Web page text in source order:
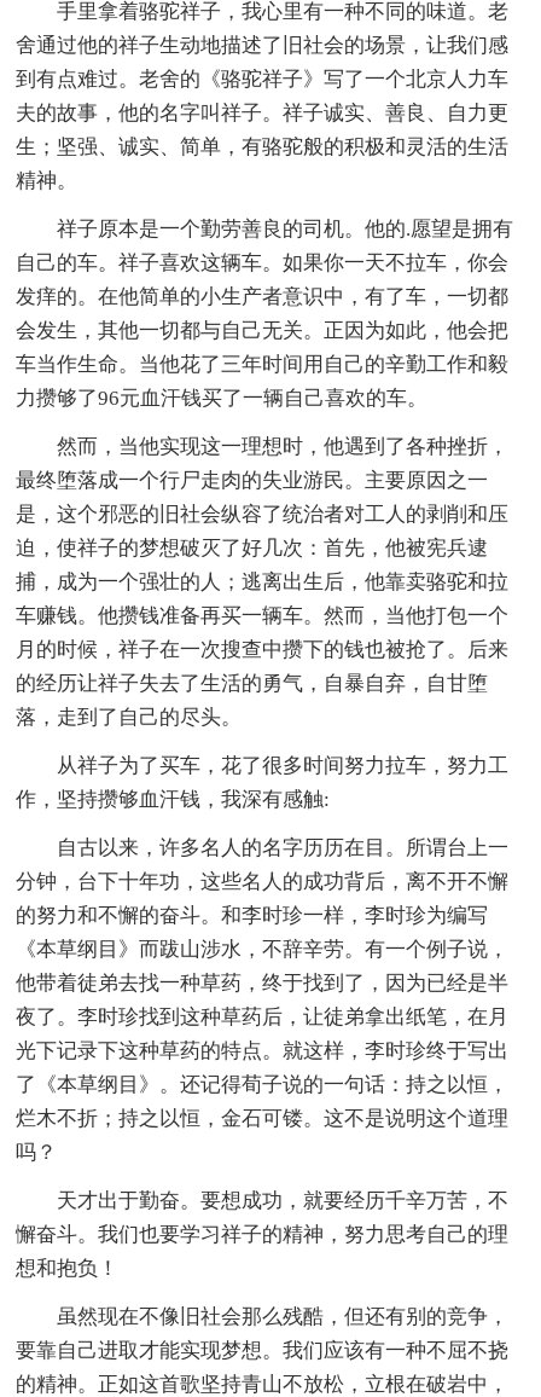
手里拿着骆驼祥子，我心里有一种不同的味道。老
舍通过他的祥子生动地描述了旧社会的场景，让我们感
到有点难过。老舍的《骆驼祥子》写了一个北京人力车
夫的故事，他的名字叫祥子。祥子诚实、善良、自力更
生；坚强、诚实、简单，有骆驼般的积极和灵活的生活
精神。
祥子原本是一个勤劳善良的司机。他的.愿望是拥有
自己的车。祥子喜欢这辆车。如果你一天不拉车，你会
发痒的。在他简单的小生产者意识中，有了车，一切都
会发生，其他一切都与自己无关。正因为如此，他会把
车当作生命。当他花了三年时间用自己的辛勤工作和毅
力攒够了96元血汗钱买了一辆自己喜欢的车。
然而，当他实现这一理想时，他遇到了各种挫折，
最终堕落成一个行尸走肉的失业游民。主要原因之一
是，这个邪恶的旧社会纵容了统治者对工人的剥削和压
迫，使祥子的梦想破灭了好几次：首先，他被宪兵逮
捕，成为一个强壮的人；逃离出生后，他靠卖骆驼和拉
车赚钱。他攒钱准备再买一辆车。然而，当他打包一个
月的时候，祥子在一次搜查中攒下的钱也被抢了。后来
的经历让祥子失去了生活的勇气，自暴自弃，自甘堕
落，走到了自己的尽头。
从祥子为了买车，花了很多时间努力拉车，努力工
作，坚持攒够血汗钱，我深有感触:
自古以来，许多名人的名字历历在目。所谓台上一
分钟，台下十年功，这些名人的成功背后，离不开不懈
的努力和不懈的奋斗。和李时珍一样，李时珍为编写
《本草纲目》而跋山涉水，不辞辛劳。有一个例子说，
他带着徒弟去找一种草药，终于找到了，因为已经是半
夜了。李时珍找到这种草药后，让徒弟拿出纸笔，在月
光下记录下这种草药的特点。就这样，李时珍终于写出
了《本草纲目》。还记得荀子说的一句话：持之以恒，
烂木不折；持之以恒，金石可镂。这不是说明这个道理
吗？
天才出于勤奋。要想成功，就要经历千辛万苦，不
懈奋斗。我们也要学习祥子的精神，努力思考自己的理
想和抱负！
虽然现在不像旧社会那么残酷，但还有别的竞争，
要靠自己进取才能实现梦想。我们应该有一种不屈不挠
的精神。正如这首歌坚持青山不放松，立根在破岩中，